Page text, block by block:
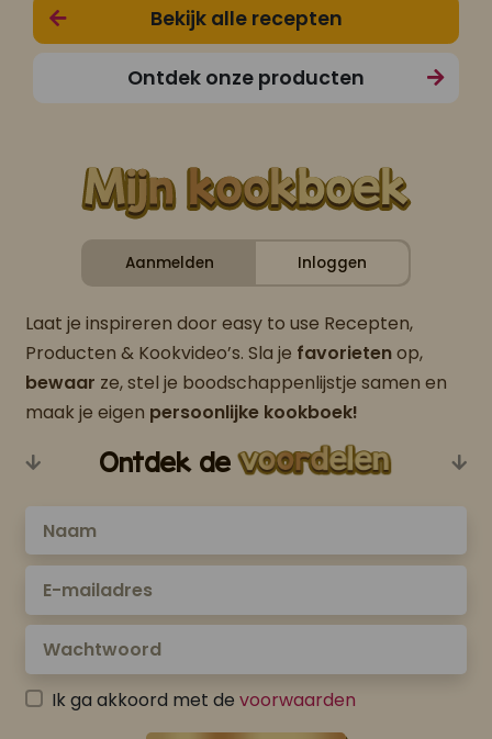
Bekijk alle recepten
Ontdek onze producten
Aanmelden Inloggen
Laat je inspireren door easy to use Recepten,
Producten & Kookvideo’s. Sla je favorietenop,
bewaar ze, stel je boodschappenlijstje samen en
maak je eigen persoonlijke kookboek!
Ontdek de
Ik ga akkoord met de voorwaarden